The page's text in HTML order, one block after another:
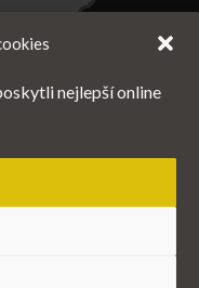
nejlepší online